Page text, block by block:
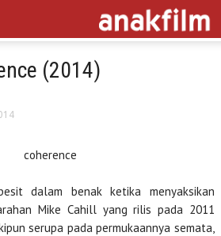
(2014)
dalam benak ketika menyaksikan
Mike Cahill yang rilis pada 2011
serupa pada permukaannya semata,